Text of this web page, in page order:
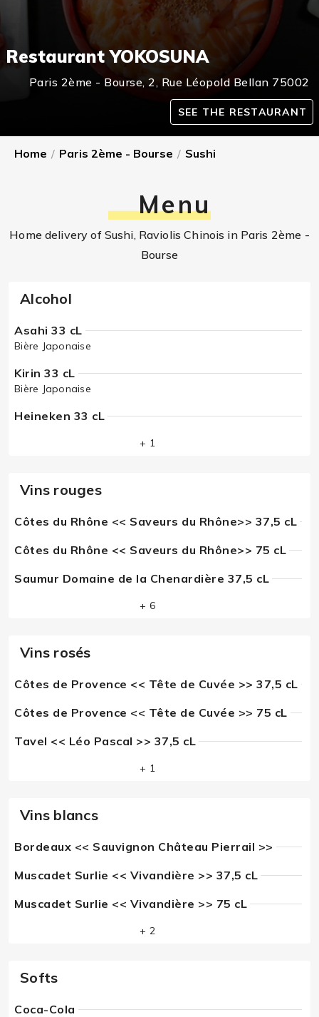
Restaurant YOKOSUNA
Paris 2ème - Bourse, 2, Rue Léopold Bellan 75002
SEE THE RESTAURANT
Home / Paris 2ème - Bourse / Sushi
Menu
Home delivery of Sushi, Raviolis Chinois in Paris 2ème -
Bourse
Alcohol
Asahi 33 cL
Bière Japonaise
Kirin 33 cL
Bière Japonaise
Heineken 33 cL
+ 1
Vins rouges
Côtes du Rhône << Saveurs du Rhône>> 37,5 cL
Côtes du Rhône << Saveurs du Rhône>> 75 cL
Saumur Domaine de la Chenardière 37,5 cL
+ 6
Vins rosés
Côtes de Provence << Tête de Cuvée >> 37,5 cL
Côtes de Provence << Tête de Cuvée >> 75 cL
Tavel << Léo Pascal >> 37,5 cL
+ 1
Vins blancs
Bordeaux << Sauvignon Château Pierrail >>
Muscadet Surlie << Vivandière >> 37,5 cL
Muscadet Surlie << Vivandière >> 75 cL
+ 2
Softs
Coca-Cola